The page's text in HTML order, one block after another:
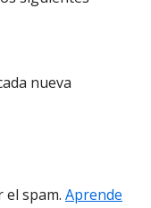
nueva
el spam. Aprende